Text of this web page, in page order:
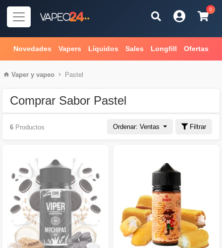
0
Novedades Vapers Líquidos Sales Longfill Ofertas
Vaper y vapeo Pastel
Comprar Sabor Pastel
Ordenar: Ventas Filtrar
6 Productos